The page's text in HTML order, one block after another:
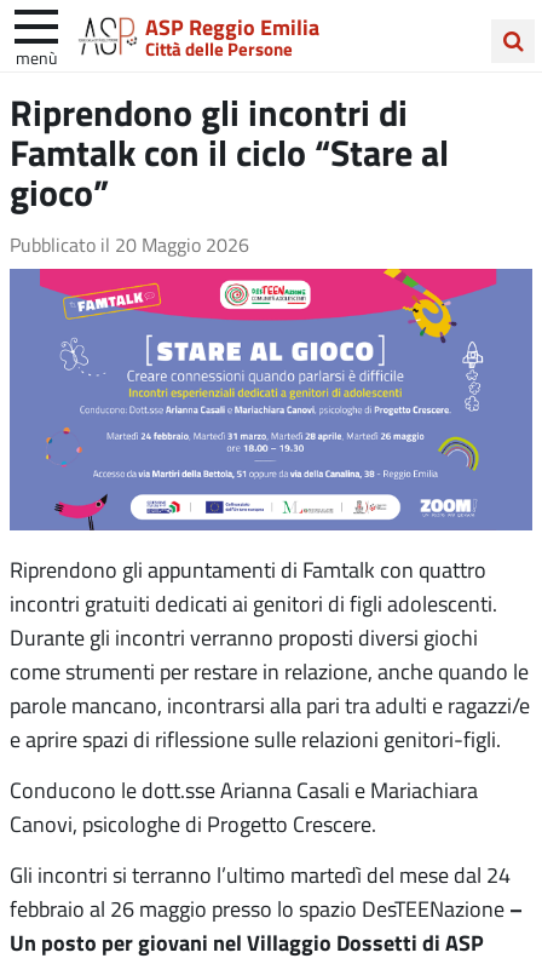
ASP Reggio Emilia
Città delle Persone
menù
nel
sito
Riprendono gli incontri di
Famtalk con il ciclo “Stare al
gioco”
Pubblicato il 20 Maggio 2026
Riprendono gli appuntamenti di Famtalk con quattro
incontri gratuiti dedicati ai genitori di figli adolescenti.
Durante gli incontri verranno proposti diversi giochi
come strumenti per restare in relazione, anche quando le
parole mancano, incontrarsi alla pari tra adulti e ragazzi/e
e aprire spazi di riflessione sulle relazioni genitori-figli.
Conducono le dott.sse Arianna Casali e Mariachiara
Canovi, psicologhe di Progetto Crescere.
Gli incontri si terranno l’ultimo martedì del mese dal 24
febbraio al 26 maggio presso lo spazio DesTEENazione –
Un posto per giovani nel Villaggio Dossetti di ASP